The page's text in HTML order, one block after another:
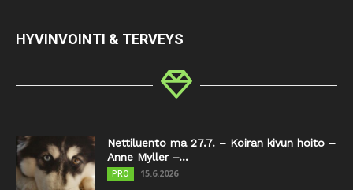
HYVINVOINTI & TERVEYS
Nettiluento ma 27.7. – Koiran kivun hoito –
Anne Myller –...
PRO 15.6.2026